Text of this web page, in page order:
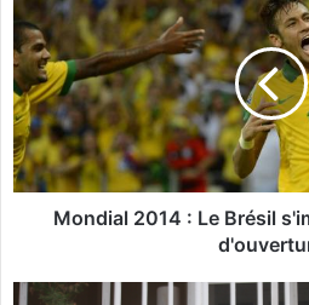
o
d
i
a
l
2
0
L
Mondial 2014 : Le Brésil
S